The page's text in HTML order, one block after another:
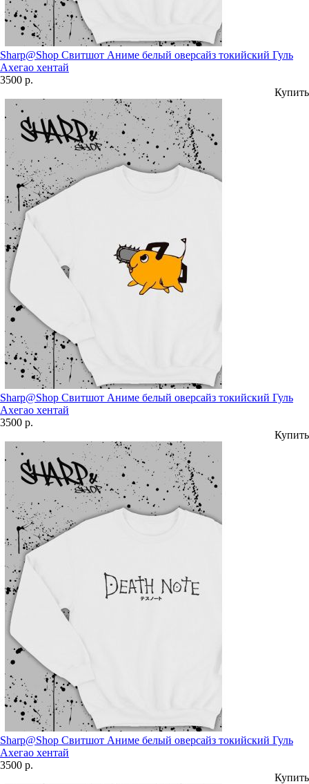
Sharp@Shop Свитшот Аниме белый оверсайз токийский Гуль
Ахегао хентай
3500 р.
Купить
Sharp@Shop Свитшот Аниме белый оверсайз токийский Гуль
Ахегао хентай
3500 р.
Купить
Sharp@Shop Свитшот Аниме белый оверсайз токийский Гуль
Ахегао хентай
3500 р.
Купить